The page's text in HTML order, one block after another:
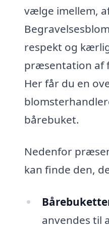
vælge imellem,
respekt og
præsentation af
Her får du en
bårebuket.
Nedenfor
kan finde den,
anvendes til